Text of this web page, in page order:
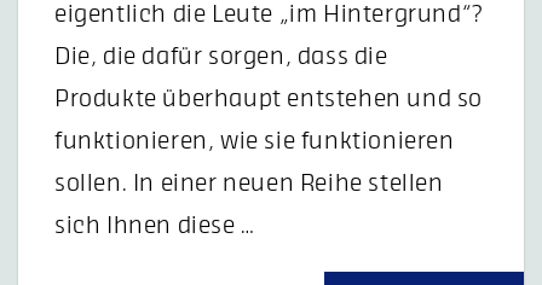
eigentlich die Leute „im Hintergrund“?
Die, die dafür sorgen, dass die
Produkte überhaupt entstehen und so
funktionieren, wie sie funktionieren
sollen. In einer neuen Reihe stellen
sich Ihnen diese …